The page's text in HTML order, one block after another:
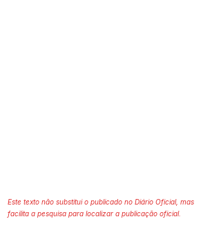
Este texto não substitui o publicado no Diário Oficial, mas
facilita a pesquisa para localizar a publicação oficial.